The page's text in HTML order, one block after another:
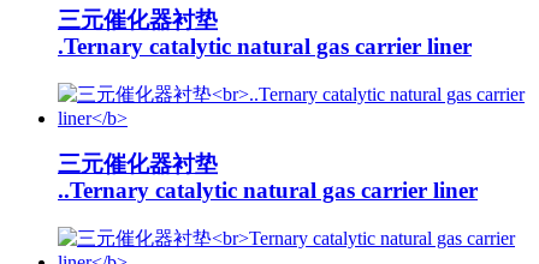
三元催化器衬垫
.Ternary catalytic natural gas carrier liner
三元催化器衬垫
..Ternary catalytic natural gas carrier liner